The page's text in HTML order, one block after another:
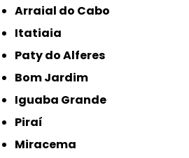
Arraial do Cabo
Itatiaia
Paty do Alferes
Bom Jardim
Iguaba Grande
Piraí
Miracema